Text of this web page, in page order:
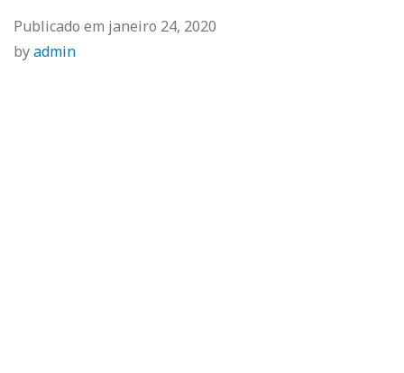
Publicado em janeiro 24, 2020
byadmin